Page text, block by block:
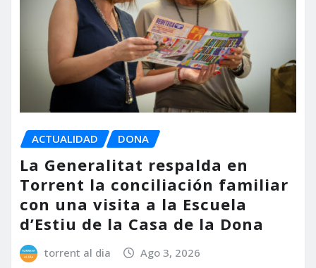
ACTUALIDAD DONA
La Generalitat respalda en
Torrent la conciliación familiar
con una visita a la Escuela
d’Estiu de la Casa de la Dona
torrent al dia Ago 3, 2026